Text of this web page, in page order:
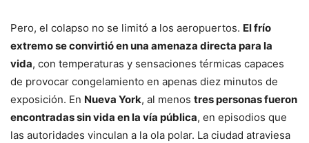
Pero, el colapso no se limitó a los aeropuertos. El frío
extremo se convirtió en una amenaza directa para la
vida, con temperaturas y sensaciones térmicas capaces
de provocar congelamiento en apenas diez minutos de
exposición. En Nueva York, al menos tres personas fueron
encontradas sin vida en la vía pública, en episodios que
las autoridades vinculan a la ola polar. La ciudad atraviesa